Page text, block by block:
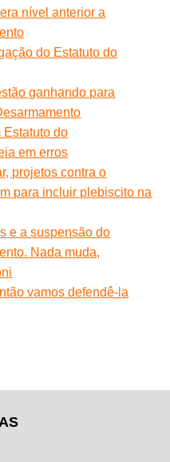
nível anterior a
do Estatuto do
ganhando para
Estatuto do
em erros
projetos contra o
para incluir plebiscito na
e a suspensão do
Nada muda,
vamos defendê-la